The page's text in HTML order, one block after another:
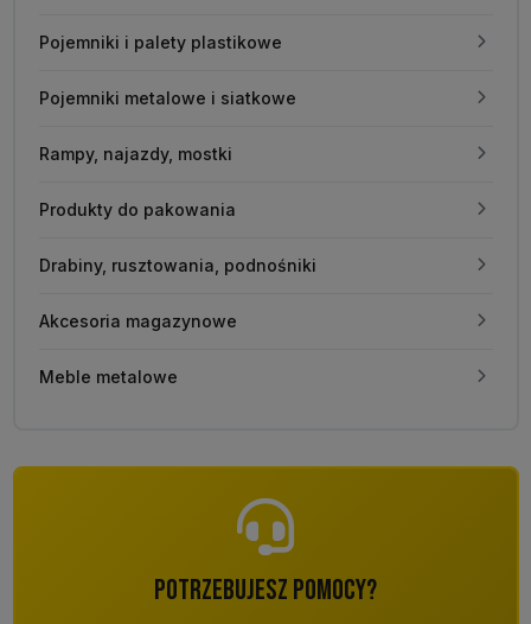
Pojemniki i palety plastikowe
Pojemniki metalowe i siatkowe
Rampy, najazdy, mostki
Produkty do pakowania
Drabiny, rusztowania, podnośniki
Akcesoria magazynowe
Meble metalowe
POTRZEBUJESZ POMOCY?